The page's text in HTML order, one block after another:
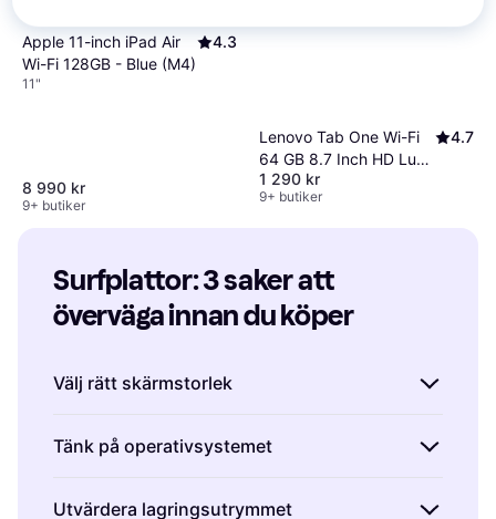
Apple 11-inch iPad Air
Wi-Fi 128GB - Blue (M4)
4.3
11"
8 990 kr
9+ butiker
Lenovo Tab One Wi-Fi
64 GB 8.7 Inch HD Luna
Grey
4.7
1 290 kr
9+ butiker
Surfplattor: 3 saker att
överväga innan du köper
Välj rätt skärmstorlek
När du köper en surfplatta är skärmstorleken
avgörande för både användarupplevelsen och
portabiliteten. En mindre surfplatta, runt 8–10
tum, är perfekt för dig som vill ha något lätt
Tänk på operativsystemet
Utvärdera lagringsutrymmet